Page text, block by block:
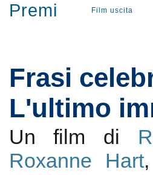
Premi Film uscita
Frasi
L'ultimo
Un film di
Roxanne Hart,